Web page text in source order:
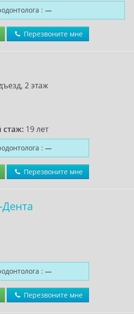
: —
Перезвоните мне
2 этаж
стаж:19 лет
: —
Перезвоните мне
: —
Перезвоните мне